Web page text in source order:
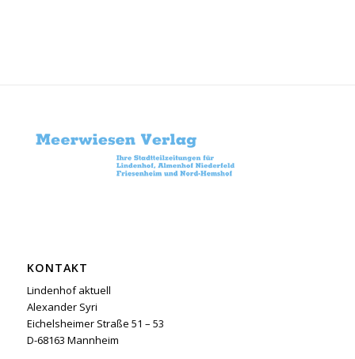
KONTAKT
Lindenhof aktuell
Alexander Syri
Eichelsheimer Straße 51 – 53
D-68163 Mannheim